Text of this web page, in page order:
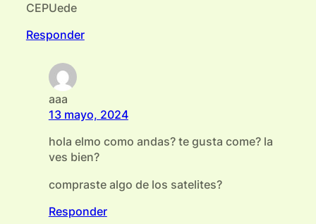
CEPUede
Responder
aaa
13 mayo, 2024
hola elmo como andas? te gusta come? la
ves bien?
compraste algo de los satelites?
Responder